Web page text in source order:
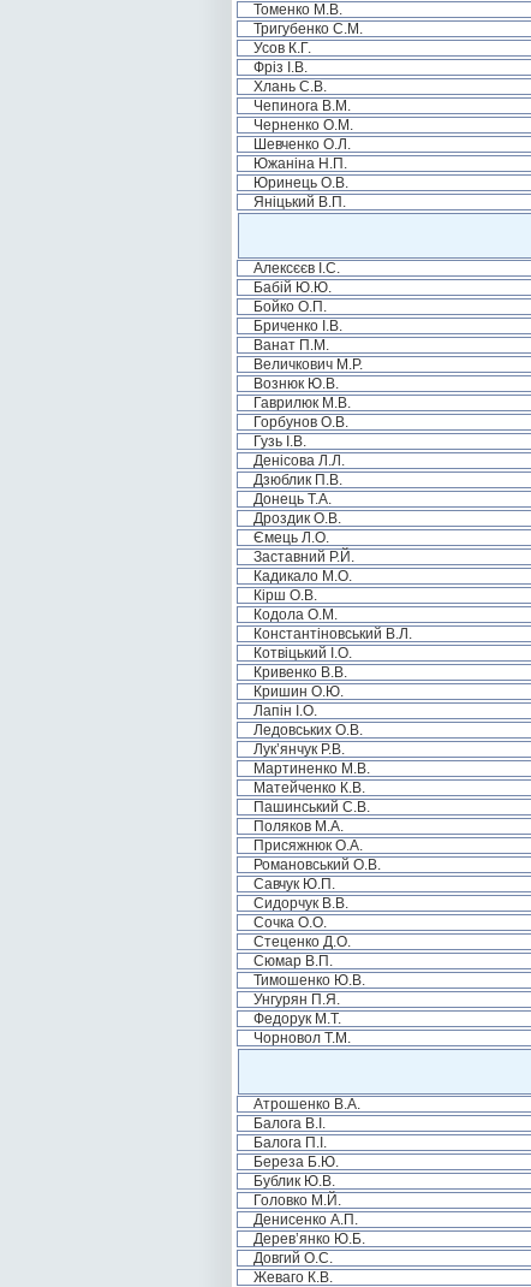
Томенко М.В.
Тригубенко С.М.
Усов К.Г.
Фріз І.В.
Хлань С.В.
Чепинога В.М.
Черненко О.М.
Шевченко О.Л.
Южаніна Н.П.
Юринець О.В.
Яніцький В.П.
Алексєєв І.С.
Бабій Ю.Ю.
Бойко О.П.
Бриченко І.В.
Ванат П.М.
Величкович М.Р.
Вознюк Ю.В.
Гаврилюк М.В.
Горбунов О.В.
Гузь І.В.
Денісова Л.Л.
Дзюблик П.В.
Донець Т.А.
Дроздик О.В.
Ємець Л.О.
Заставний Р.Й.
Кадикало М.О.
Кірш О.В.
Кодола О.М.
Константіновський В.Л.
Котвіцький І.О.
Кривенко В.В.
Кришин О.Ю.
Лапін І.О.
Ледовських О.В.
Лук’янчук Р.В.
Мартиненко М.В.
Матейченко К.В.
Пашинський С.В.
Поляков М.А.
Присяжнюк О.А.
Романовський О.В.
Савчук Ю.П.
Сидорчук В.В.
Сочка О.О.
Стеценко Д.О.
Сюмар В.П.
Тимошенко Ю.В.
Унгурян П.Я.
Федорук М.Т.
Чорновол Т.М.
Атрошенко В.А.
Балога В.І.
Балога П.І.
Береза Б.Ю.
Бублик Ю.В.
Головко М.Й.
Денисенко А.П.
Дерев’янко Ю.Б.
Довгий О.С.
Жеваго К.В.